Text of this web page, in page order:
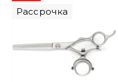
Рассрочка